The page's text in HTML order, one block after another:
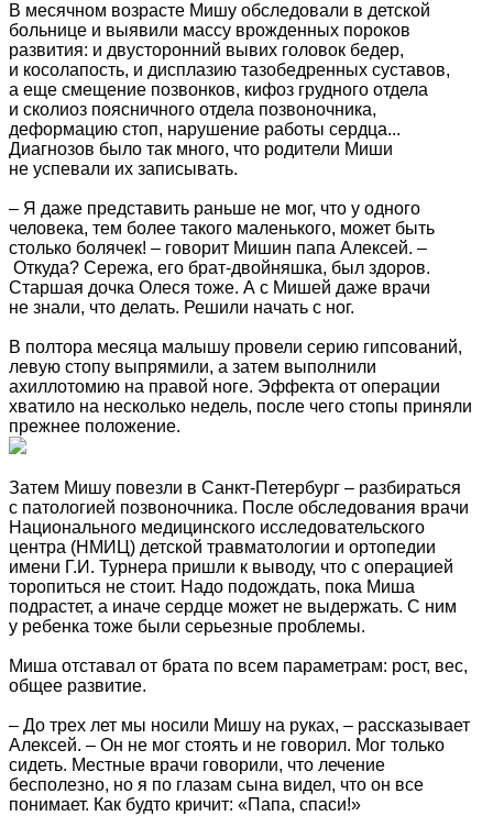
В месячном возрасте Мишу обследовали в детской
больнице и выявили массу врожденных пороков
развития: и двусторонний вывих головок бедер,
и косолапость, и дисплазию тазобедренных суставов,
а еще смещение позвонков, кифоз грудного отдела
и сколиоз поясничного отдела позвоночника,
деформацию стоп, нарушение работы сердца...
Диагнозов было так много, что родители Миши
не успевали их записывать.
– Я даже представить раньше не мог, что у одного
человека, тем более такого маленького, может быть
столько болячек! – говорит Мишин папа Алексей. –
Откуда? Сережа, его брат-двойняшка, был здоров.
Старшая дочка Олеся тоже. А с Мишей даже врачи
не знали, что делать. Решили начать с ног.
В полтора месяца малышу провели серию гипсований,
левую стопу выпрямили, а затем выполнили
ахиллотомию на правой ноге. Эффекта от операции
хватило на несколько недель, после чего стопы приняли
прежнее положение.
Затем Мишу повезли в Санкт-Петербург – разбираться
с патологией позвоночника. После обследования врачи
Национального медицинского исследовательского
центра (НМИЦ) детской травматологии и ортопедии
имени Г.И. Турнера пришли к выводу, что с операцией
торопиться не стоит. Надо подождать, пока Миша
подрастет, а иначе сердце может не выдержать. С ним
у ребенка тоже были серьезные проблемы.
Миша отставал от брата по всем параметрам: рост, вес,
общее развитие.
– До трех лет мы носили Мишу на руках, – рассказывает
Алексей. – Он не мог стоять и не говорил. Мог только
сидеть. Местные врачи говорили, что лечение
бесполезно, но я по глазам сына видел, что он все
понимает. Как будто кричит: «Папа, спаси!»